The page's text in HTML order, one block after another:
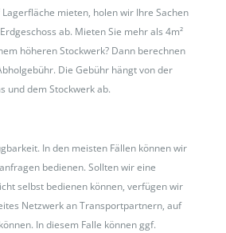
Lagerfläche mieten, holen wir Ihre Sachen
ab. Mieten Sie mehr als 4m²
höheren Stockwerk? Dann berechnen
Die Gebühr hängt von der
und dem Stockwerk ab.
In den meisten Fällen können wir
bedienen. Sollten wir eine
selbst bedienen können, verfügen wir
Netzwerk an Transportpartnern, auf
In diesem Falle können ggf.